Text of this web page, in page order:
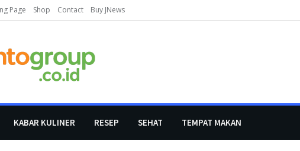
Page Shop Contact Buy JNews
KABAR KULINER RESEP SEHAT TEMPAT MAKAN